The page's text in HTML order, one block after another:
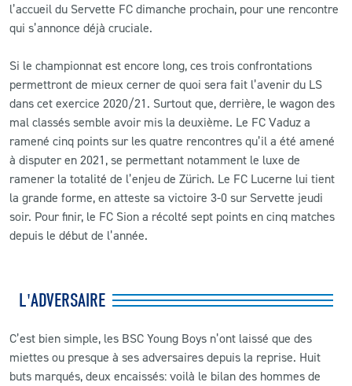
l’accueil du Servette FC dimanche prochain, pour une rencontre
qui s’annonce déjà cruciale.
Si le championnat est encore long, ces trois confrontations
permettront de mieux cerner de quoi sera fait l’avenir du LS
dans cet exercice 2020/21. Surtout que, derrière, le wagon des
mal classés semble avoir mis la deuxième. Le FC Vaduz a
ramené cinq points sur les quatre rencontres qu’il a été amené
à disputer en 2021, se permettant notamment le luxe de
ramener la totalité de l’enjeu de Zürich. Le FC Lucerne lui tient
la grande forme, en atteste sa victoire 3-0 sur Servette jeudi
soir. Pour finir, le FC Sion a récolté sept points en cinq matches
depuis le début de l’année.
L'ADVERSAIRE
C’est bien simple, les BSC Young Boys n’ont laissé que des
miettes ou presque à ses adversaires depuis la reprise. Huit
buts marqués, deux encaissés: voilà le bilan des hommes de